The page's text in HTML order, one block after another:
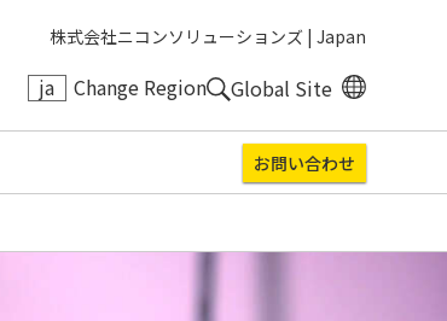
株式会社ニコンソリューションズ | Japan
ja Change Region Global Site
お問い合わせ